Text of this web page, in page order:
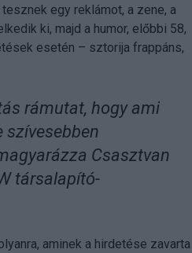
egy reklámot, a zene, a
ki, majd a humor, előbbi 58,
esetén – sztorija frappáns,
rámutat, hogy ami
szívesebben
Csasztvan
társalapító-
aminek a hirdetése zavarta